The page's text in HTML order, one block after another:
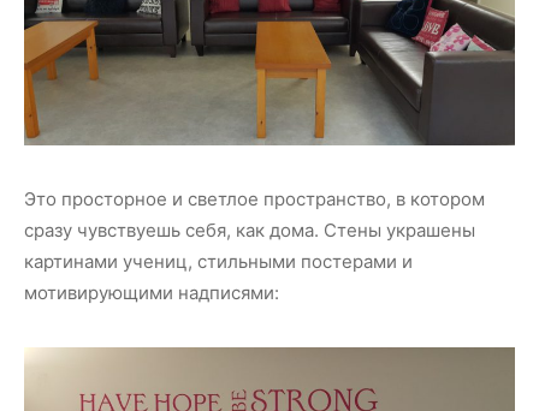
Это просторное и светлое пространство, в котором
сразу чувствуешь себя, как дома. Стены украшены
картинами учениц, стильными постерами и
мотивирующими надписями: